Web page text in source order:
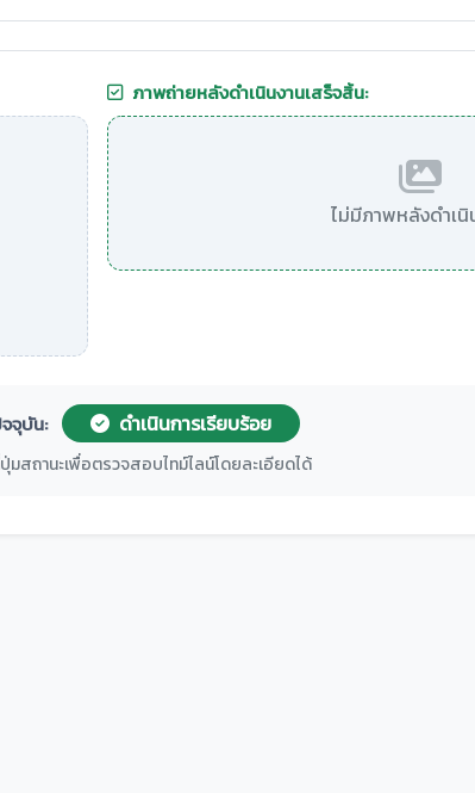
ภาพถ่ายหลังดำเนินงานเสร็จสิ้น:
ไม่มีภาพหลังดำเนิ
จุบัน: ดำเนินการเรียบร้อย
มสถานะเพื่อตรวจสอบไทม์ไลน์โดยละเอียดได้